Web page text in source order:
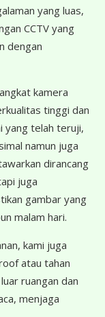
yang luas,
CCTV yang
dengan
kamera
tinggi dan
yang telah teruji,
namun juga
dirancang
juga
gambar yang
malam hari.
kami juga
atau tahan
ruangan dan
menjaga